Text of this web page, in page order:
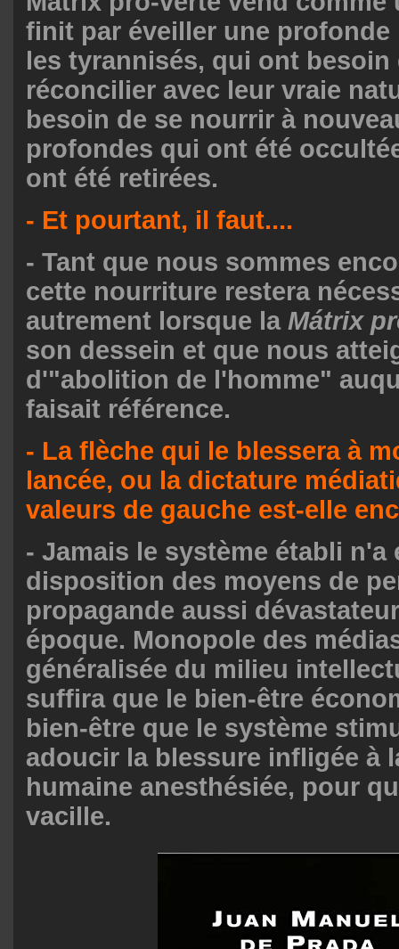
finit par éveiller une profonde
les tyrannisés, qui ont besoin
réconcilier avec leur vraie
besoin de se nourrir à
profondes qui ont été
ont été retirées.
- Et pourtant, il faut....
- Tant que nous sommes
cette nourriture restera
autrement lorsque la Mátrix
son dessein et que nous
d'"abolition de l'homme"
faisait référence.
- La flèche qui le blessera à
lancée, ou la dictature
valeurs de gauche est-elle
- Jamais le système établi n'a
disposition des moyens de
propagande aussi
époque. Monopole des
généralisée du milieu
suffira que le bien-être
bien-être que le système
adoucir la blessure infligée à
humaine anesthésiée, pour
vacille.